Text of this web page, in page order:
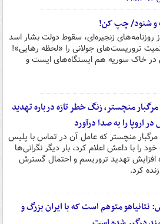
شنود/ چپ کن!
روزنامه‌های زنجیره‌ای، سقوط دولت بشار اسد
تروریست‌های جولانی را «‌لحظه رهایی»!
در خاک سوریه هم ایستگاه‌های ایست و
منچستر، زنگ خطر تازه درباره تهدید
اروپا را به صدا درآورد
منچستر که عامل آن در تماس با پلیس
را با داعش اعلام کرد، بار دیگر نگرانی‌ها
افزایش تهدید تروریسم و احتمال گسترش
کرد.
نتانیاهو متوهم است که با ایران بزرگ و